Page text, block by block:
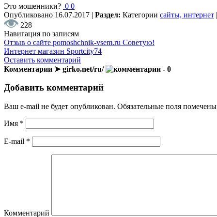
Это мошенники? 0 0
Опубликовано 16.07.2017 | Раздел: Категории сайты, интернет |
228
Навигация по записям
Отзыв о сайте pomoshchnik-vsem.ru Советую!
Интернет магазин Sportcity74
Оставить комментарий
Комментарии ➤ girko.net/ru/
- 0
Добавить комментарий
Ваш e-mail не будет опубликован. Обязательные поля помечены
Имя *
E-mail *
Комментарий